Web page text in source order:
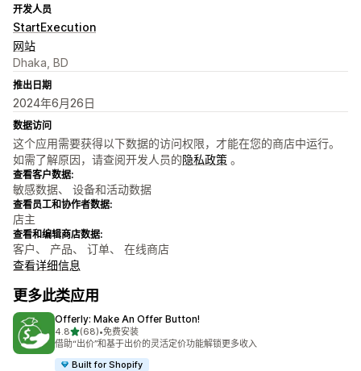
开发人员
StartExecution
网站
Dhaka, BD
推出日期
2024年6月26日
数据访问
这个应用需要获得以下数据的访问权限，才能在您的商店中运行。
如需了解原因，请查阅开发人员的隐私政策 。
查看客户数据:
敏感数据、 设备和活动数据
查看员工和协作者数据:
店主
查看和编辑商店数据:
客户、 产品、 订单、 在线商店
查看详细信息
更多此类应用
Offerly: Make An Offer Button!
4.8星（满分 5 星）
(68)
总共 68 条评论
•免费安装
借助“出价”和基于出价的灵活定价功能解锁更多收入
Built for Shopify